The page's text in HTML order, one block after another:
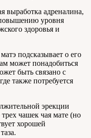
выработка адреналина,
повышению уровня
здоровья и
подсказывает о его
может понадобиться
быть связано с
также потребуется
эрекции
чашек чая мате (но
хорошей